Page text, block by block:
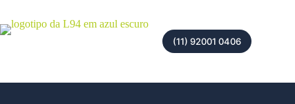
(11) 92001 0406